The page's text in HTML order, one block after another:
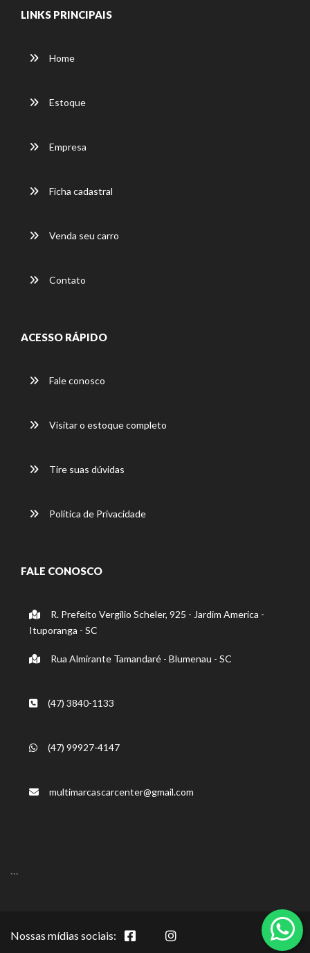
LINKS PRINCIPAIS
Home
Estoque
Empresa
Ficha cadastral
Venda seu carro
Contato
ACESSO RÁPIDO
Fale conosco
Visitar o estoque completo
Tire suas dúvidas
Política de Privacidade
FALE CONOSCO
R. Prefeito Vergilio Scheler, 925 - Jardim America -
Ituporanga - SC
Rua Almirante Tamandaré - Blumenau - SC
(47) 3840-1133
(47) 99927-4147
multimarcascarcenter@gmail.com
```
Nossas mídias sociais: